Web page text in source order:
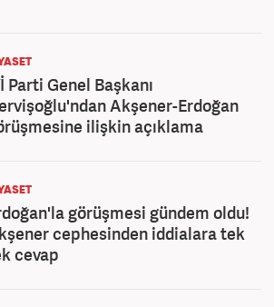
Parti Genel Başkanı
Akşener-Erdoğan
ilişkin açıklama
görüşmesi gündem oldu!
cephesinden iddialara tek
cevap